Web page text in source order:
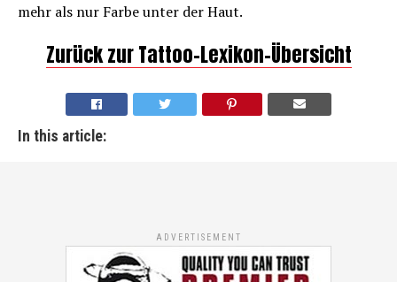
mehr als nur Farbe unter der Haut.
Zurück zur Tattoo-Lexikon-Übersicht
In this article:
ADVERTISEMENT